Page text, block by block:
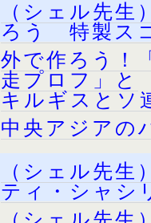
（シェル先
ろう 特製ス
外で作ろう！
走プロフ」と
キルギスとソ
中央アジアの
（シェル先
ティ・シャ